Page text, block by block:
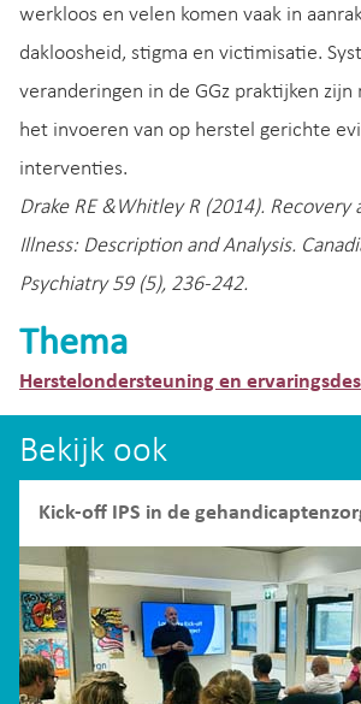
werkloos en velen komen vaak in
dakloosheid, stigma en victimisatie.
veranderingen in de GGz praktijken
het invoeren van op herstel gerichte
interventies.
Drake RE &Whitley R (2014). Recovery
Illness: Description and Analysis.
Psychiatry 59 (5), 236-242.
Thema
Herstelondersteuning en
Bekijk ook
Kick-off IPS in de